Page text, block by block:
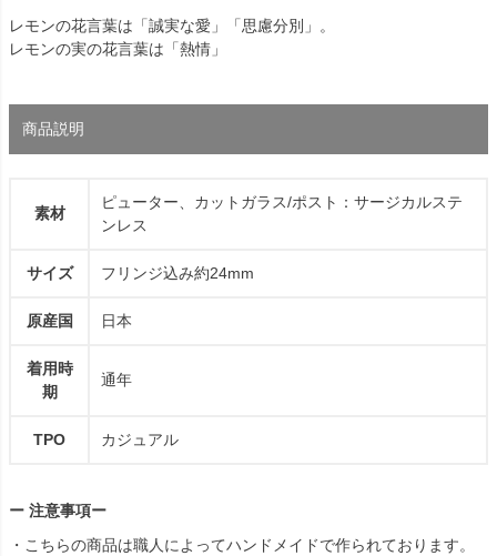
レモンの花言葉は「誠実な愛」「思慮分別」。
レモンの実の花言葉は「熱情」
商品説明
素材
ピューター、カットガラス/ポスト：サージカルステ
ンレス
サイズ フリンジ込み約24mm
原産国 日本
着用時
期
通年
TPO カジュアル
ー 注意事項ー
・こちらの商品は職人によってハンドメイドで作られております。